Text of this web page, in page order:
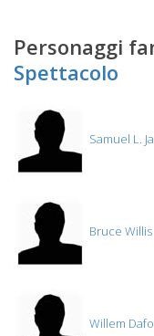
Personaggi
Spettacolo
Samuel L.
Bruce Willis
Willem